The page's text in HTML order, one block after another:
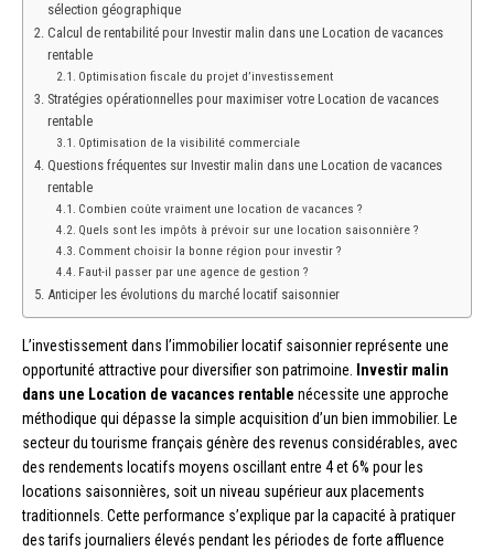
sélection géographique
Calcul de rentabilité pour Investir malin dans une Location de vacances
rentable
Optimisation fiscale du projet d’investissement
Stratégies opérationnelles pour maximiser votre Location de vacances
rentable
Optimisation de la visibilité commerciale
Questions fréquentes sur Investir malin dans une Location de vacances
rentable
Combien coûte vraiment une location de vacances ?
Quels sont les impôts à prévoir sur une location saisonnière ?
Comment choisir la bonne région pour investir ?
Faut-il passer par une agence de gestion ?
Anticiper les évolutions du marché locatif saisonnier
L’investissement dans l’immobilier locatif saisonnier représente une
opportunité attractive pour diversifier son patrimoine. Investir malin
dans une Location de vacances rentable nécessite une approche
méthodique qui dépasse la simple acquisition d’un bien immobilier. Le
secteur du tourisme français génère des revenus considérables, avec
des rendements locatifs moyens oscillant entre 4 et 6% pour les
locations saisonnières, soit un niveau supérieur aux placements
traditionnels. Cette performance s’explique par la capacité à pratiquer
des tarifs journaliers élevés pendant les périodes de forte affluence